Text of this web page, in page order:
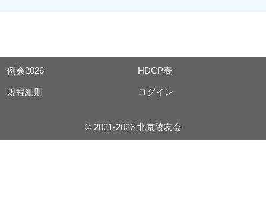
例会2026 HDCP表
規程細則 ログイン
© 2021-2026 北京陵友会